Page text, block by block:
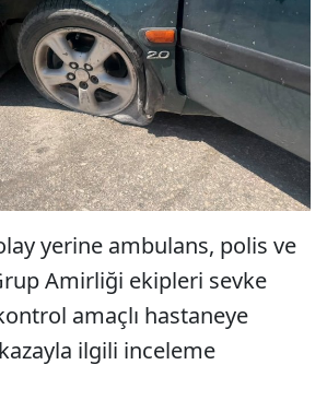
yerine ambulans, polis ve
Amirliği ekipleri sevke
amaçlı hastaneye
ilgili inceleme